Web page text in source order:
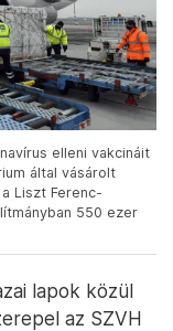
elleni vakcináit
által vásárolt
Liszt Ferenc-
550 ezer
lapok közül
az SZVH